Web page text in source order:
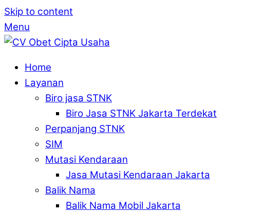
Skip to content
Menu
Home
Layanan
Biro jasa STNK
Biro Jasa STNK Jakarta Terdekat
Perpanjang STNK
SIM
Mutasi Kendaraan
Jasa Mutasi Kendaraan Jakarta
Balik Nama
Balik Nama Mobil Jakarta